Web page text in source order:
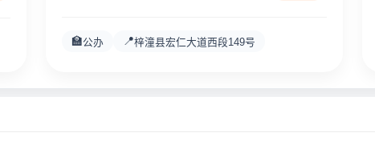
🏫公办 📍梓潼县宏仁大道西段149号